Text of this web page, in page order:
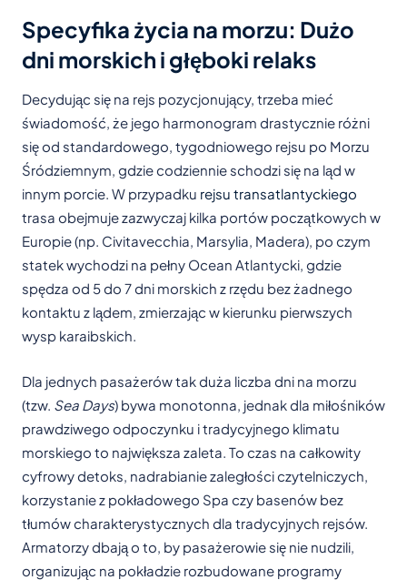
Specyfika życia na morzu: Dużo
dni morskich i głęboki relaks
Decydując się na rejs pozycjonujący, trzeba mieć
świadomość, że jego harmonogram drastycznie różni
się od standardowego, tygodniowego rejsu po Morzu
Śródziemnym, gdzie codziennie schodzi się na ląd w
innym porcie. W przypadku rejsu transatlantyckiego
trasa obejmuje zazwyczaj kilka portów początkowych w
Europie (np. Civitavecchia, Marsylia, Madera), po czym
statek wychodzi na pełny Ocean Atlantycki, gdzie
spędza od 5 do 7 dni morskich z rzędu bez żadnego
kontaktu z lądem, zmierzając w kierunku pierwszych
wysp karaibskich.
Dla jednych pasażerów tak duża liczba dni na morzu
(tzw. Sea Days) bywa monotonna, jednak dla miłośników
prawdziwego odpoczynku i tradycyjnego klimatu
morskiego to największa zaleta. To czas na całkowity
cyfrowy detoks, nadrabianie zaległości czytelniczych,
korzystanie z pokładowego Spa czy basenów bez
tłumów charakterystycznych dla tradycyjnych rejsów.
Armatorzy dbają o to, by pasażerowie się nie nudzili,
organizując na pokładzie rozbudowane programy